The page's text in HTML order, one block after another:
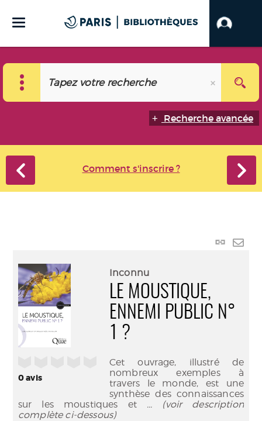
Recherche avancée
Comment s'inscrire ?
Lien
0avis
Inconnu
LE MOUSTIQUE,
ENNEMI PUBLIC N°
1 ?
Cet ouvrage, illustré de
nombreux exemples à
travers le monde, est une
synthèse des connaissances
sur les moustiques et ... (voir description
complète ci-dessous)